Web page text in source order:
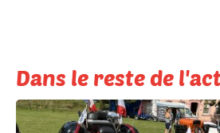
Dans le reste de